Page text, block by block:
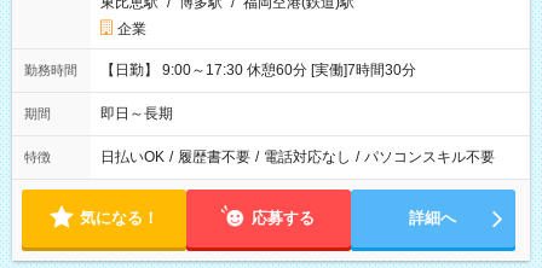
企業
勤務時間 【日勤】 9:00～17:30 休憩60分 [実働]7時間30分
期間 即日～長期
特徴 日払いOK / 履歴書不要 / 電話対応なし / パソコンスキル不要
気になる！ 応募する 詳細へ